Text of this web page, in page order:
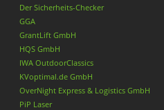
Der Sicherheits-Checker
GGA
GrantLift GmbH
HQS GmbH
IWA OutdoorClassics
KVoptimal.de GmbH
OverNight Express & Logistics GmbH
PiP Laser